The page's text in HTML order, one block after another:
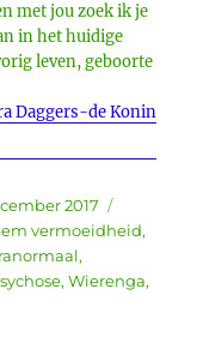
met jou zoek ik je
in het huidige
leven, geboorte
Daggers-de Koning
2017
vermoeidheid,
,
,Wierenga,